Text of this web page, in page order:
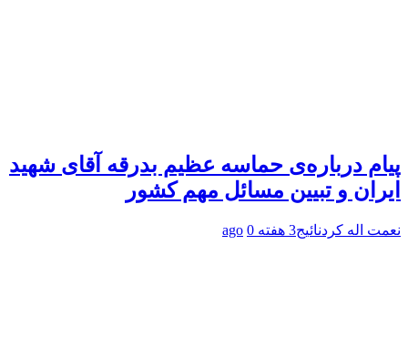
پیام درباره‌ی حماسه عظیم بدرقه آقای شهید
ایران و تبیین مسائل مهم کشور
نعمت اله کردنائیج3 هفته ago 0